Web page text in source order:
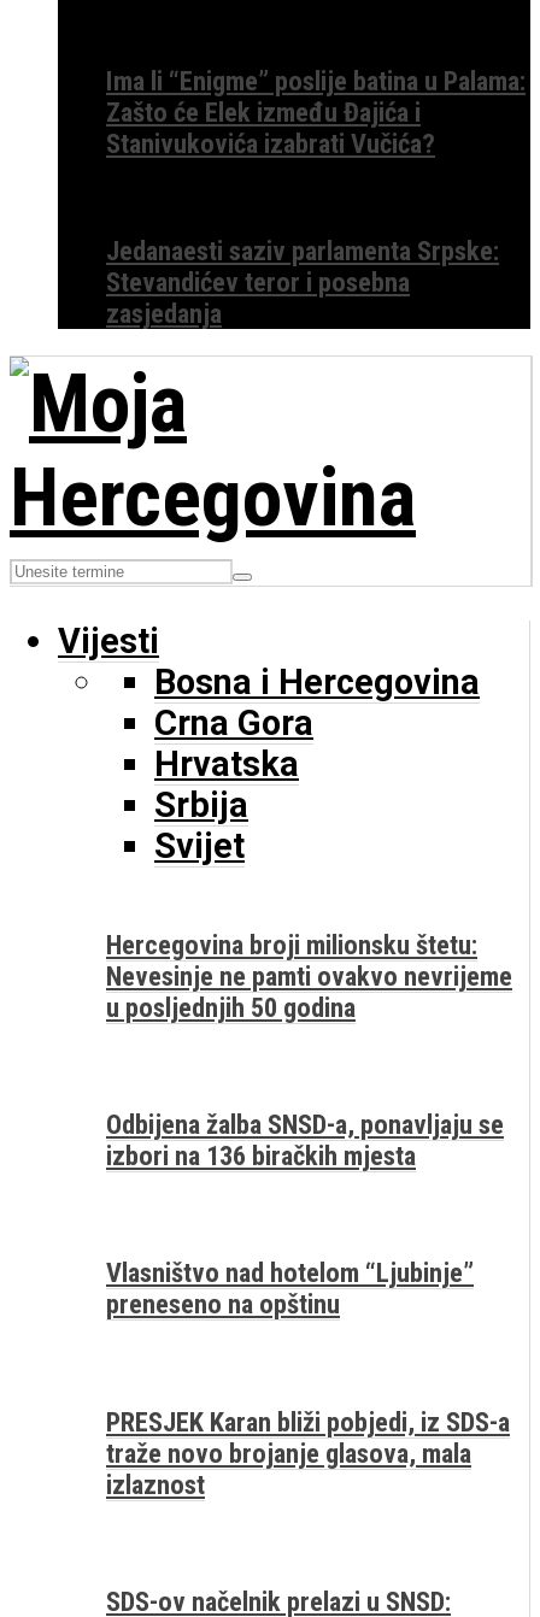
Ima li “Enigme” poslije batina u Palama:
Zašto će Elek između Đajića i
Stanivukovića izabrati Vučića?
Jedanaesti saziv parlamenta Srpske:
Stevandićev teror i posebna
zasjedanja
Vijesti
Bosna i Hercegovina
Crna Gora
Hrvatska
Srbija
Svijet
Hercegovina broji milionsku štetu:
Nevesinje ne pamti ovakvo nevrijeme
u posljednjih 50 godina
Odbijena žalba SNSD-a, ponavljaju se
izbori na 136 biračkih mjesta
Vlasništvo nad hotelom “Ljubinje”
preneseno na opštinu
PRESJEK Karan bliži pobjedi, iz SDS-a
traže novo brojanje glasova, mala
izlaznost
SDS-ov načelnik prelazi u SNSD: